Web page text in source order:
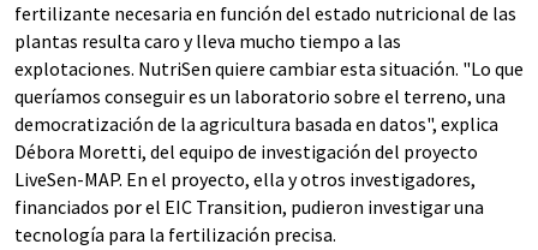
fertilizante necesaria en función del estado nutricional de las
plantas resulta caro y lleva mucho tiempo a las
explotaciones. NutriSen quiere cambiar esta situación. "Lo que
queríamos conseguir es un laboratorio sobre el terreno, una
democratización de la agricultura basada en datos", explica
Débora Moretti, del equipo de investigación del proyecto
LiveSen-MAP. En el proyecto, ella y otros investigadores,
financiados por el EIC Transition, pudieron investigar una
tecnología para la fertilización precisa.